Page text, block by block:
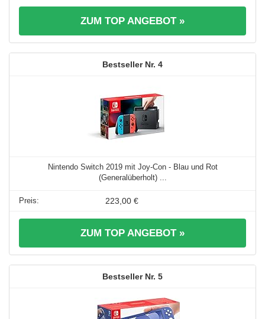
ZUM TOP ANGEBOT »
4
Nintendo Switch 2019 mit Joy-Con - Blau und Rot
(Generalüberholt) ...
223,00 €
ZUM TOP ANGEBOT »
5